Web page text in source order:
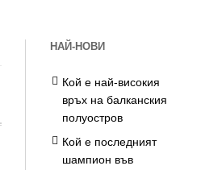
НАЙ-НОВИ
Кой е най-високия
връх на балканския
полуостров
Кой е последният
шампион във